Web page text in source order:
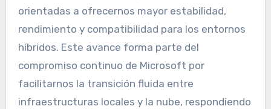
orientadas a ofrecernos mayor estabilidad,
rendimiento y compatibilidad para los entornos
híbridos. Este avance forma parte del
compromiso continuo de Microsoft por
facilitarnos la transición fluida entre
infraestructuras locales y la nube, respondiendo